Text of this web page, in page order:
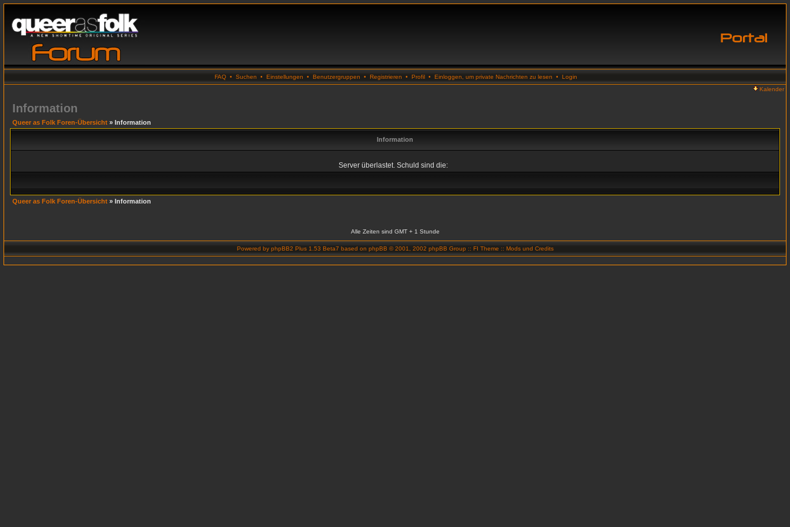
FAQ • Suchen • Einstellungen • Benutzergruppen • Registrieren • Profil • Einloggen, um private Nachrichten zu lesen • Login
Kalender
Information
Queer as Folk Foren-Übersicht » Information
Information
Server überlastet. Schuld sind die:
Queer as Folk Foren-Übersicht » Information
Alle Zeiten sind GMT + 1 Stunde
Powered by phpBB2 Plus 1.53 Beta7 based on phpBB © 2001, 2002 phpBB Group :: FI Theme :: Mods und Credits